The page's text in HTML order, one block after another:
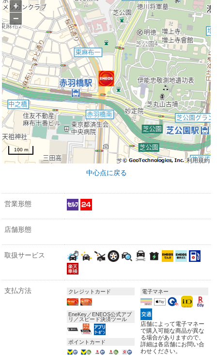
利用規約
+
−
100 m
中心点に戻る
営業形態
店舗形態
取扱サービス
支払方法 クレジットカード
EneKey／ENEOS公式アプ
リ／スピード決済ツール
ポイントカード
電子マネー
店舗によって電子マネー
で購入可能な商品が異な
る場合がありますので、
詳細は各店舗にお問い合
わせください。